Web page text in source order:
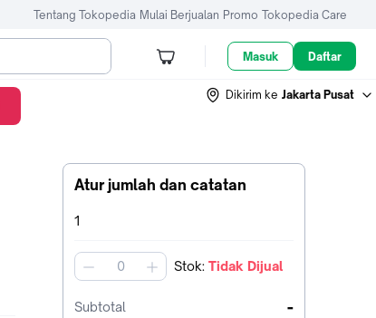
Tentang Tokopedia Mulai Berjualan Promo Tokopedia Care
Masuk Daftar
Dikirim ke Jakarta Pusat
Atur jumlah dan catatan
Terpilih:
1
jumlah Stok: Tidak Dijual
Subtotal -